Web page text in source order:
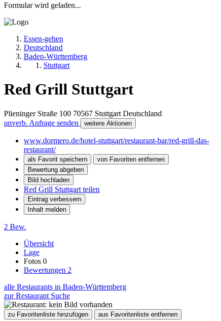
Formular wird geladen...
Essen-gehen
Deutschland
Baden-Württemberg
Stuttgart
Red Grill Stuttgart
Plieninger Straße 100 70567 Stuttgart Deutschland
unverb. Anfrage senden
weitere Aktionen
www.dormero.de/hotel-stuttgart/restaurant-bar/red-grill-das-
restaurant/
als Favorit speichern
von Favoriten entfernen
Bewertung abgeben
Bild hochladen
Red Grill Stuttgart teilen
Eintrag verbessern
Inhalt melden
2 Bew.
Übersicht
Lage
Fotos 0
Bewertungen 2
alle Restaurants in Baden-Württemberg
zur Restaurant Suche
zu Favoritenliste hinzufügen aus Favoritenliste entfernen